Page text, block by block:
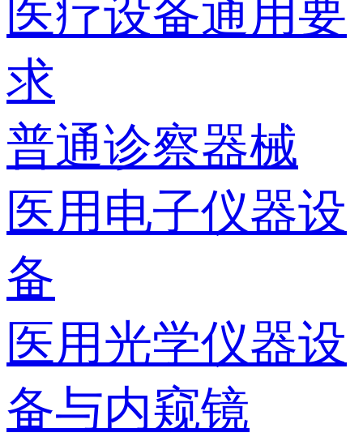
医疗设备通用要
求
普通诊察器械
医用电子仪器设
备
医用光学仪器设
备与内窥镜